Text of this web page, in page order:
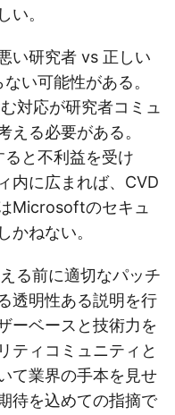
い。
い研究者 vs 正しい
い可能性がある。
対応が研究者コミュ
える必要がある。
と不利益を受け
内に広まれば、CVD
Microsoftのセキュ
かねない。
る前に適切なパッチ
透明性ある説明を行
ーベースと技術力を
ティコミュニティと
て業界の手本を見せ
待を込めての指摘で